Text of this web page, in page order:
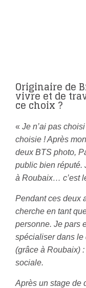
Originaire de
vivre et de
ce choix ?
« Je n’ai pas
choisie ! Après
deux BTS photo,
public bien réputé.
à Roubaix… c’est
Pendant ces deux
cherche en tant
personne. Je pars
spécialiser dans le
(grâce à Roubaix)
sociale.
Après un stage de